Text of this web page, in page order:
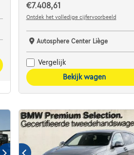
€7.408,61
Ontdek het volledige cijfervoorbeeld
Autosphere Center Liège
Vergelijk
Bekijk wagen